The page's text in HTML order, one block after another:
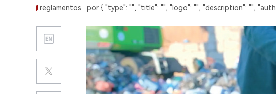
reglamentos por { "type": "", "title": "", "logo": "", "description": "",